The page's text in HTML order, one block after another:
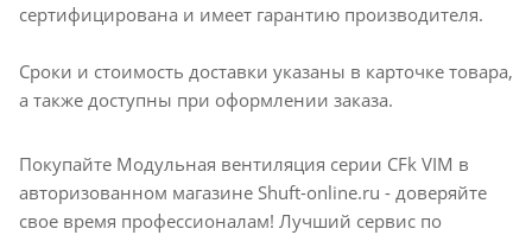
сертифицирована и имеет гарантию производителя.
Сроки и стоимость доставки указаны в карточке товара,
а также доступны при оформлении заказа.
Покупайте Модульная вентиляция серии CFk VIM в
авторизованном магазине Shuft-online.ru - доверяйте
свое время профессионалам! Лучший сервис по